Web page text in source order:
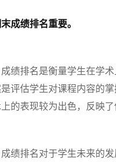
成绩排名重要。
绩排名是衡量学生在学
评估学生对课程内容的
的表现较为出色，反映
绩排名对于学生未来的